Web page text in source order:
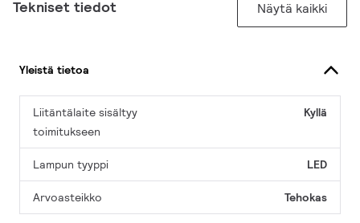
Tekniset tiedot Näytä kaikki
Yleistä tietoa
Liitäntälaite sisältyy
toimitukseen
Kyllä
Lampun tyyppi LED
Arvoasteikko Tehokas